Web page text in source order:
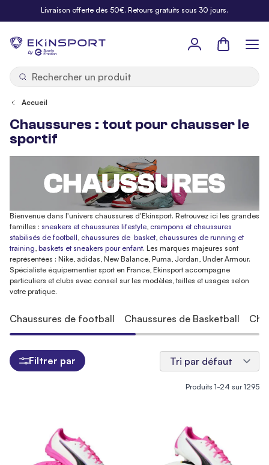
Allez au contenuLivraison offerte dès 50€. Retours gratuits sous 30 jours.
by
Panier
Accueil
Chaussures : tout pour chausser le
sportif
Bienvenue dans l'univers chaussures d'Ekinsport. Retrouvez ici les grandes
familles : sneakers et chaussures lifestyle, crampons et chaussures
stabilisés de football, chaussures de basket, chaussures de running et
training, baskets et sneakers pour enfant. Les marques majeures sont
représentées : Nike, adidas, New Balance, Puma, Jordan, Under Armour.
Spécialiste équipementier sport en France, Ekinsport accompagne
particuliers et clubs avec conseil sur les modèles, tailles et usages selon
votre pratique.
Produits 1-24 sur1295
Chaussures de football Chaussures de Basketball
Filtrer par